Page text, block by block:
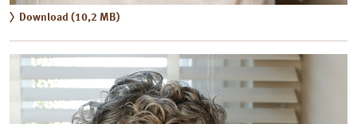
Download (10,2 MB)